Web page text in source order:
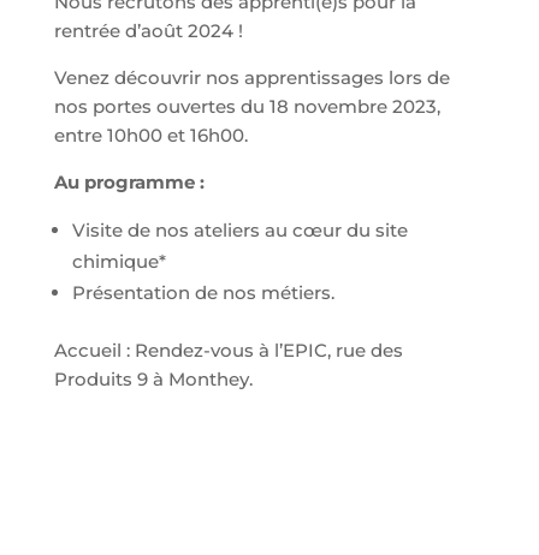
rentrée d’août 2024 !
Venez découvrir nos apprentissages lors de
nos portes ouvertes du 18 novembre 2023,
entre 10h00 et 16h00.
Au programme :
Visite de nos ateliers au cœur du site
chimique*
Présentation de nos métiers.
Accueil : Rendez-vous à l’EPIC, rue des
Produits 9 à Monthey.